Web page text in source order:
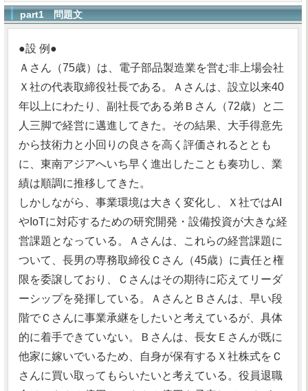
part1 問題文
●設 例●
Ａさん（75歳）は、電子部品製造業を営む非上場会社
Ｘ社の代表取締役社長である。Ａさんは、設立以来40
年以上にわたり、副社長である弟Ｂさん（72歳）と二
人三脚で経営に邁進してきた。その結果、大手得意先
から技術力と小回りの良さを高く評価されるととも
に、東南アジアへいち早く進出したことも奏功し、業
績は順調に推移してきた。
しかしながら、事業環境は大きく変化し、Ｘ社ではAI
やIoTに対応するための研究開発・設備投資が大きな経
営課題となっている。Ａさんは、これらの経営課題に
ついて、長男の専務取締役Ｃさん（45歳）に責任と権
限を委譲しており、Ｃさんはその期待に応えてリーダ
ーシップを発揮している。ＡさんとＢさんは、早い段
階でＣさんに事業承継をしたいと考えているが、具体
的に着手できていない。Ｂさんは、長女Ｅさんが既に
他家に嫁いでいるため、自身が保有するＸ社株式をＣ
さんに買い取ってもらいたいと考えている。役員退職